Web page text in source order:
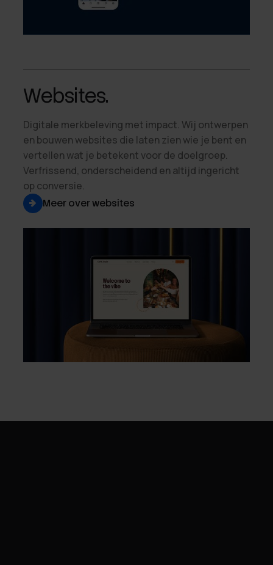
Websites.
Digitale merkbeleving met impact. Wij ontwerpen
en bouwen websites die laten zien wie je bent en
vertellen wat je betekent voor de doelgroep.
Verfrissend, onderscheidend en altijd ingericht
op conversie.
Meer over websites